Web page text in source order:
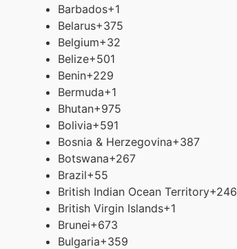
Barbados+1
Belarus+375
Belgium+32
Belize+501
Benin+229
Bermuda+1
Bhutan+975
Bolivia+591
Bosnia & Herzegovina+387
Botswana+267
Brazil+55
British Indian Ocean Territory+246
British Virgin Islands+1
Brunei+673
Bulgaria+359